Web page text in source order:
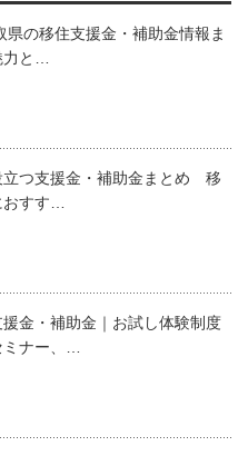
県の移住支援金・補助金情報ま
と…
立つ支援金・補助金まとめ 移
すす…
金・補助金｜お試し体験制度
ナー、…